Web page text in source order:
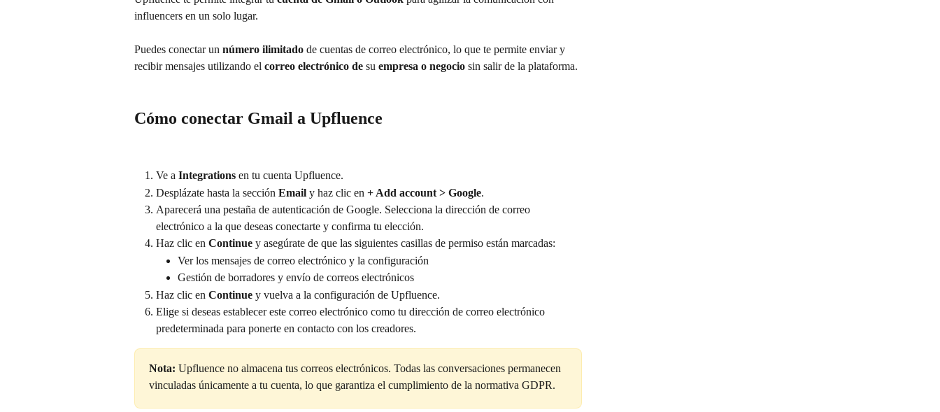
influencers en un solo lugar.
Puedes conectar un número ilimitado de cuentas de correo electrónico, lo que te permite enviar y
recibir mensajes utilizando el correo electrónico de su empresa o negocio sin salir de la plataforma.
Cómo conectar Gmail a Upfluence
Ve a Integrations en tu cuenta Upfluence.
Desplázate hasta la sección Email y haz clic en + Add account > Google.
Aparecerá una pestaña de autenticación de Google. Selecciona la dirección de correo
electrónico a la que deseas conectarte y confirma tu elección.
Haz clic en Continue y asegúrate de que las siguientes casillas de permiso están marcadas:
Ver los mensajes de correo electrónico y la configuración
Gestión de borradores y envío de correos electrónicos
Haz clic en Continue y vuelva a la configuración de Upfluence.
Elige si deseas establecer este correo electrónico como tu dirección de correo electrónico
predeterminada para ponerte en contacto con los creadores.
Nota: Upfluence no almacena tus correos electrónicos. Todas las conversaciones permanecen
vinculadas únicamente a tu cuenta, lo que garantiza el cumplimiento de la normativa GDPR.